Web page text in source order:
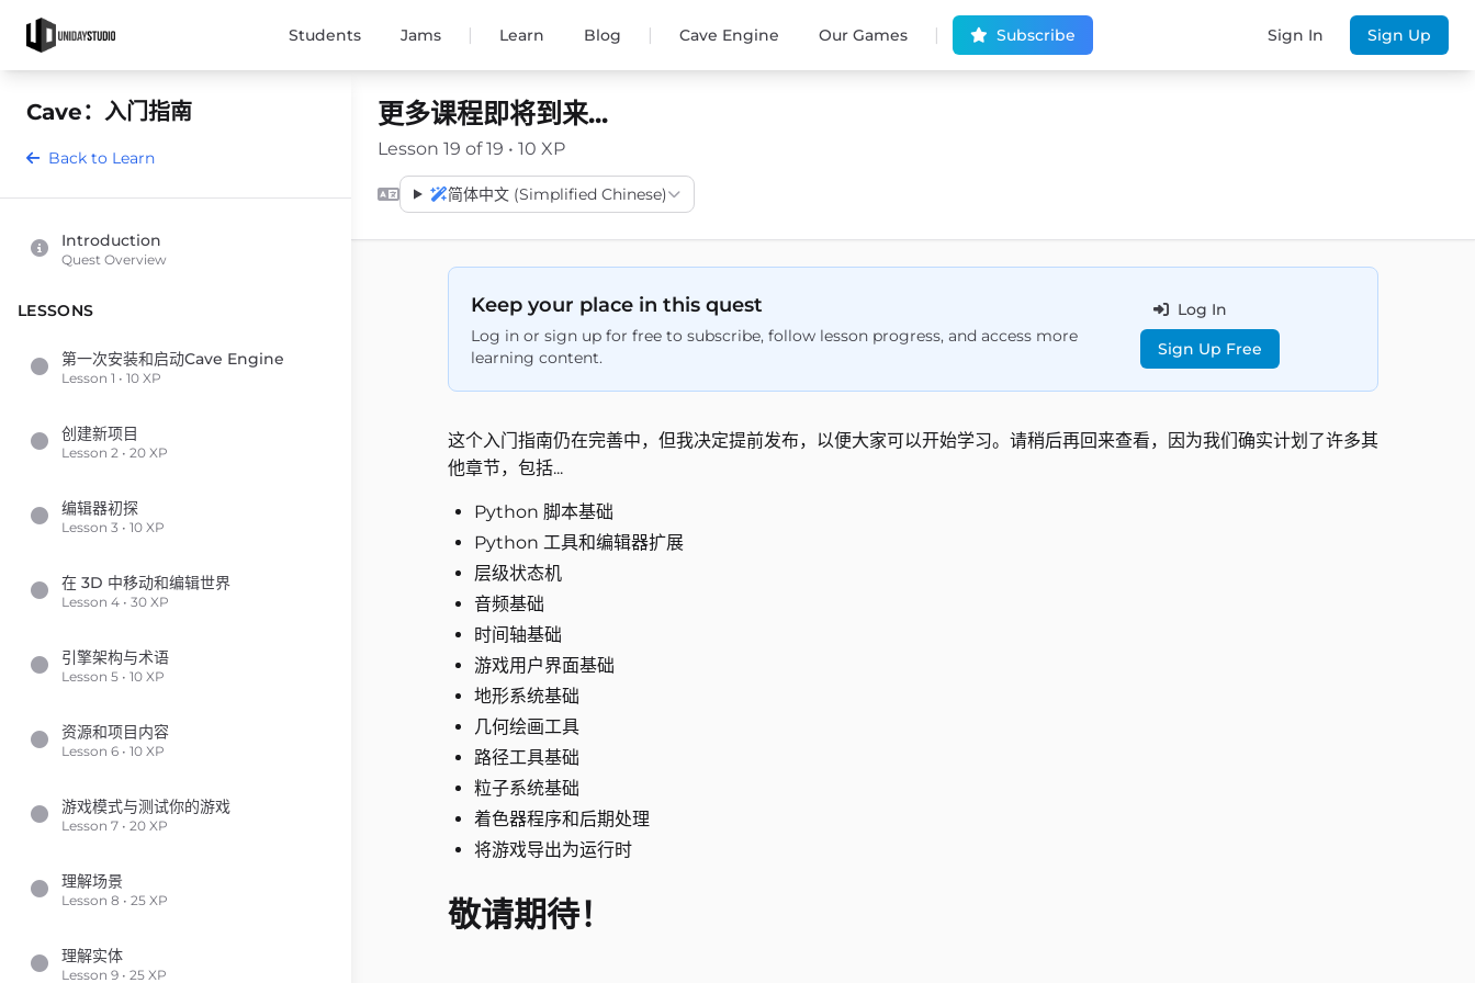
Students Jams | Learn Blog | Cave Engine Our Games | Subscribe Sign In Sign Up
Cave：入门指南
Back to Learn
Introduction
Quest Overview
LESSONS
第一次安装和启动Cave Engine
Lesson 1 • 10 XP
创建新项目
Lesson 2 • 20 XP
编辑器初探
Lesson 3 • 10 XP
在 3D 中移动和编辑世界
Lesson 4 • 30 XP
引擎架构与术语
Lesson 5 • 10 XP
资源和项目内容
Lesson 6 • 10 XP
游戏模式与测试你的游戏
Lesson 7 • 20 XP
理解场景
Lesson 8 • 25 XP
理解实体
Lesson 9 • 25 XP
更多课程即将到来...
Lesson 19 of 19 • 10 XP
简体中文 (Simplified Chinese)
Keep your place in this quest
Log in or sign up for free to subscribe, follow lesson progress, and access more
learning content.
Log In
Sign Up Free
这个入门指南仍在完善中，但我决定提前发布，以便大家可以开始学习。请稍后再回来查看，因为我们确实计划了许多其
他章节，包括...
Python 脚本基础
Python 工具和编辑器扩展
层级状态机
音频基础
时间轴基础
游戏用户界面基础
地形系统基础
几何绘画工具
路径工具基础
粒子系统基础
着色器程序和后期处理
将游戏导出为运行时
敬请期待！